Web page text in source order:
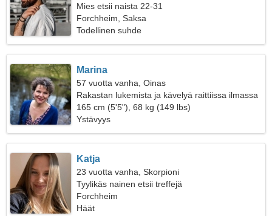
Mies etsii naista 22-31
Forchheim, Saksa
Todellinen suhde
Marina
57 vuotta vanha, Oinas
Rakastan lukemista ja kävelyä raittiissa ilmassa
165 cm (5'5"), 68 kg (149 lbs)
Ystävyys
Katja
23 vuotta vanha, Skorpioni
Tyylikäs nainen etsii treffejä
Forchheim
Häät